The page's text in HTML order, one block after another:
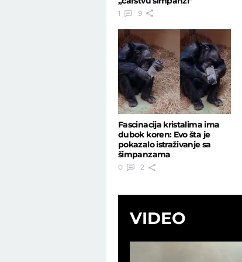
1 9
Fascinacija kristalima ima
dubok koren: Evo šta je
pokazalo istraživanje sa
šimpanzama
0 2
VIDEO